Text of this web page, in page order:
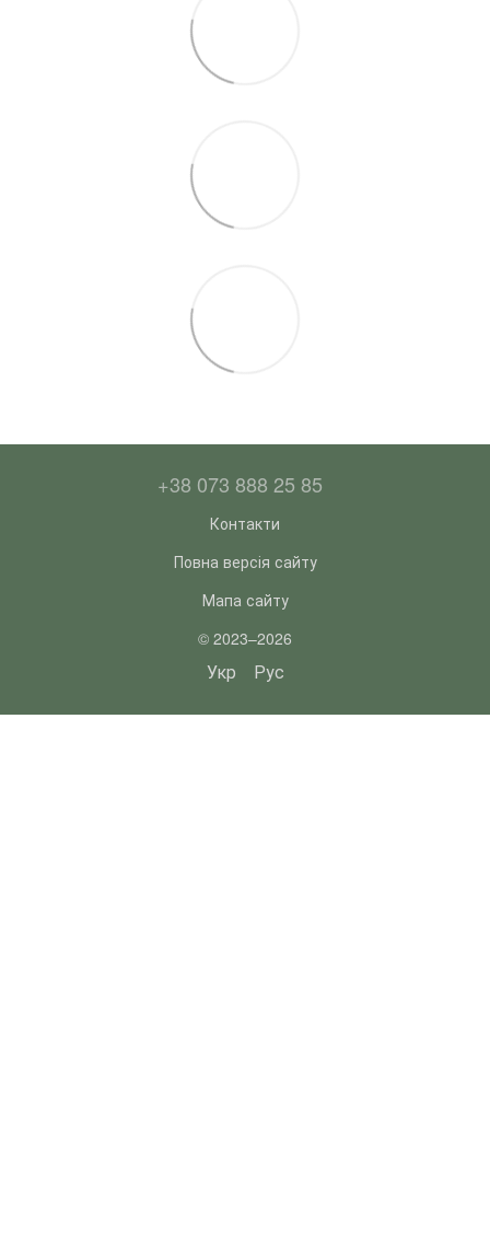
+38 073 888 25 85
Контакти
Повна версія сайту
Мапа сайту
© 2023–2026
Укр Рус